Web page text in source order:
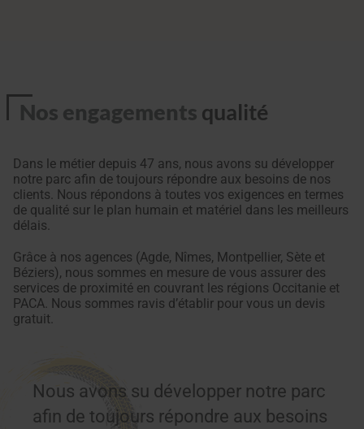
Nos engagements qualité
Dans le métier depuis 47 ans, nous avons su développer
notre parc afin de toujours répondre aux besoins de nos
clients. Nous répondons à toutes vos exigences en termes
de qualité sur le plan humain et matériel dans les meilleurs
délais.
Grâce à nos agences (Agde, Nîmes, Montpellier, Sète et
Béziers), nous sommes en mesure de vous assurer des
services de proximité en couvrant les régions Occitanie et
PACA. Nous sommes ravis d’établir pour vous un devis
gratuit.
Nous avons su développer notre parc
afin de toujours répondre aux besoins